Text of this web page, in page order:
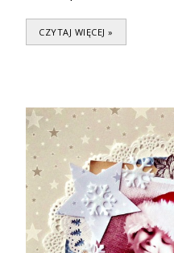
CZYTAJ WIĘCEJ »